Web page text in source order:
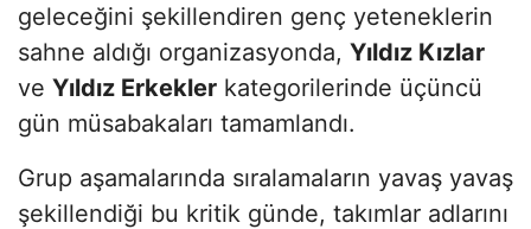
geleceğini şekillendiren genç yeteneklerin
sahne aldığı organizasyonda, Yıldız Kızlar
ve Yıldız Erkekler kategorilerinde üçüncü
gün müsabakaları tamamlandı.
Grup aşamalarında sıralamaların yavaş yavaş
şekillendiği bu kritik günde, takımlar adlarını